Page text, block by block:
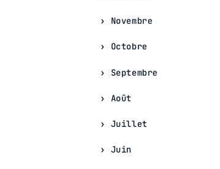
Novembre
Octobre
Septembre
Août
Juillet
Juin